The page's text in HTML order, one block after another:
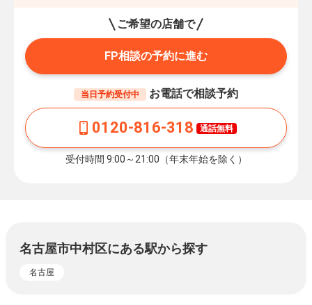
ご希望の店舗で
FP相談の予約に進む
当日予約受付中 お電話で相談予約
0120-816-318 通話無料
受付時間 9:00～21:00（年末年始を除く）
名古屋市中村区にある駅から探す
名古屋